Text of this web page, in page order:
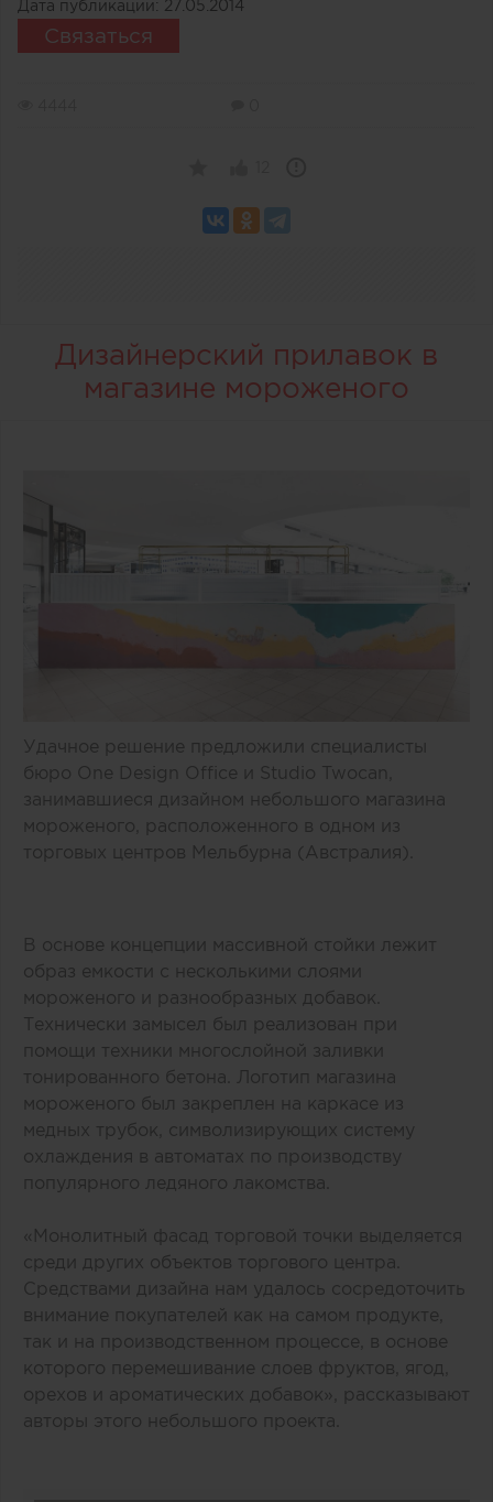
Дата публикации: 27.05.2014
Связаться
Дизайнерский прилавок в
магазине мороженого
Удачное решение предложили специалисты
бюро One Design Office и Studio Twocan,
занимавшиеся дизайном небольшого магазина
мороженого, расположенного в одном из
торговых центров Мельбурна (Австралия).
В основе концепции массивной стойки лежит
образ емкости с несколькими слоями
мороженого и разнообразных добавок.
Технически замысел был реализован при
помощи техники многослойной заливки
тонированного бетона. Логотип магазина
мороженого был закреплен на каркасе из
медных трубок, символизирующих систему
охлаждения в автоматах по производству
популярного ледяного лакомства.
«Монолитный фасад торговой точки выделяется
среди других объектов торгового центра.
Средствами дизайна нам удалось сосредоточить
внимание покупателей как на самом продукте,
так и на производственном процессе, в основе
которого перемешивание слоев фруктов, ягод,
орехов и ароматических добавок», рассказывают
авторы этого небольшого проекта.